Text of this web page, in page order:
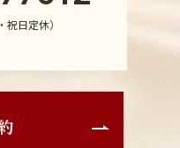
日定休）